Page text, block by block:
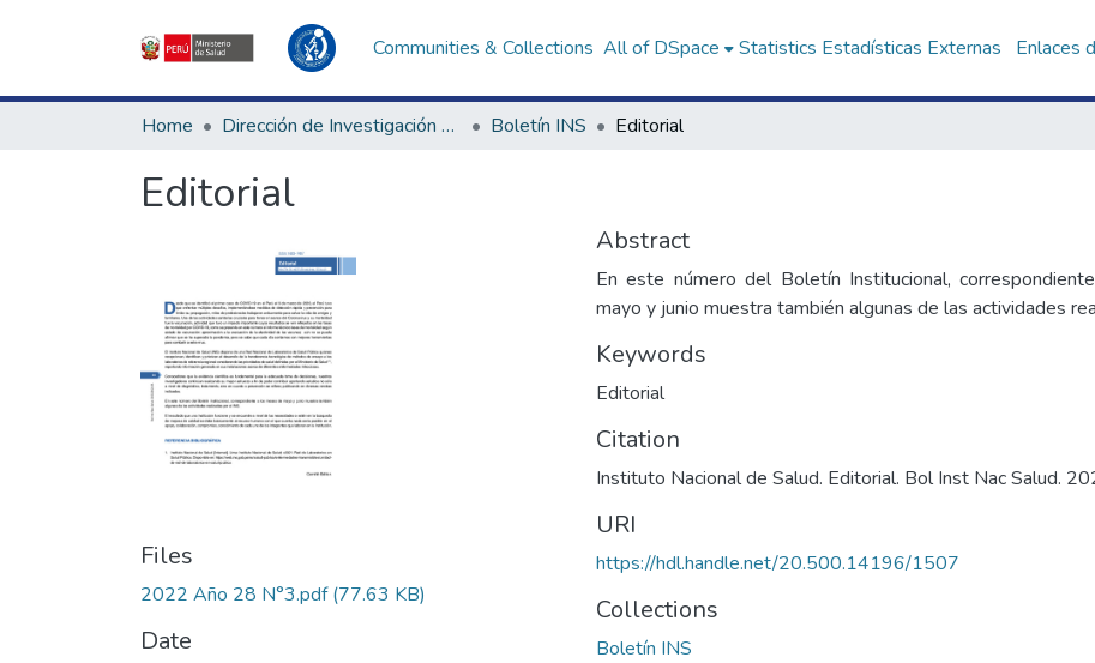
Communities & Collections All of DSpace Statistics Estadísticas Externas Enlaces
Home Dirección de Investigación e Innovación en Salud Boletín INS Editorial
Editorial
Files
2022 Año 28 N°3.pdf(77.63 KB)
Date
Abstract
En este número del Boletín Institucional,
mayo y junio muestra también algunas de las actividades
Keywords
Editorial
Citation
Instituto Nacional de Salud. Editorial. Bol Inst Nac Salud.
URI
https://hdl.handle.net/20.500.14196/1507
Collections
Boletín INS